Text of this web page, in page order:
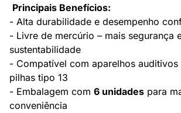
Principais Benefícios:
- Alta durabilidade e desempenho
- Livre de mercúrio – mais segurança
sustentabilidade
- Compatível com aparelhos auditivos
pilhas tipo 13
- Embalagem com 6 unidades para
conveniência